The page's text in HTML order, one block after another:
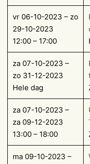
vr 06-10-2023 – zo
29-10-2023
12:00 – 17:00
za 07-10-2023 –
zo 31-12-2023
Hele dag
za 07-10-2023 –
za 09-12-2023
13:00 – 18:00
ma 09-10-2023 –